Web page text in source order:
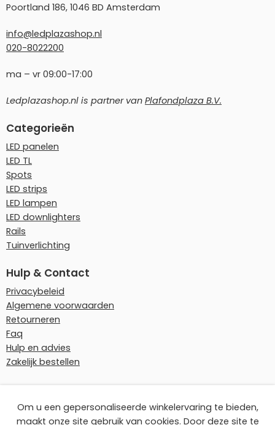
Poortland 186, 1046 BD Amsterdam
info@ledplazashop.nl
020-8022200
ma – vr 09:00-17:00
Ledplazashop.nl is partner van Plafondplaza B.V.
Categorieën
LED panelen
LED TL
Spots
LED strips
LED lampen
LED downlighters
Rails
Tuinverlichting
Hulp & Contact
Privacybeleid
Algemene voorwaarden
Retourneren
Faq
Hulp en advies
Zakelijk bestellen
Om u een gepersonaliseerde winkelervaring te bieden,
maakt onze site gebruik van cookies. Door deze site te